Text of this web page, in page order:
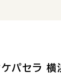
ケパセラ 横